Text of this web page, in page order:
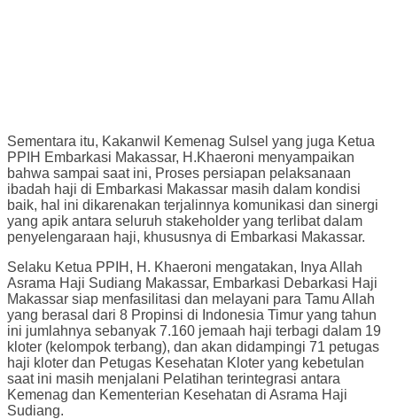
Sementara itu, Kakanwil Kemenag Sulsel yang juga Ketua
PPIH Embarkasi Makassar, H.Khaeroni menyampaikan
bahwa sampai saat ini, Proses persiapan pelaksanaan
ibadah haji di Embarkasi Makassar masih dalam kondisi
baik, hal ini dikarenakan terjalinnya komunikasi dan sinergi
yang apik antara seluruh stakeholder yang terlibat dalam
penyelengaraan haji, khususnya di Embarkasi Makassar.
Selaku Ketua PPIH, H. Khaeroni mengatakan, Inya Allah
Asrama Haji Sudiang Makassar, Embarkasi Debarkasi Haji
Makassar siap menfasilitasi dan melayani para Tamu Allah
yang berasal dari 8 Propinsi di Indonesia Timur yang tahun
ini jumlahnya sebanyak 7.160 jemaah haji terbagi dalam 19
kloter (kelompok terbang), dan akan didampingi 71 petugas
haji kloter dan Petugas Kesehatan Kloter yang kebetulan
saat ini masih menjalani Pelatihan terintegrasi antara
Kemenag dan Kementerian Kesehatan di Asrama Haji
Sudiang.